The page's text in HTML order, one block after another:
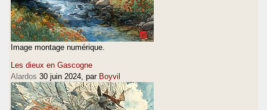
Image montage numérique.
Les dieux en Gascogne
Alardos 30 juin 2024, par Boyvil